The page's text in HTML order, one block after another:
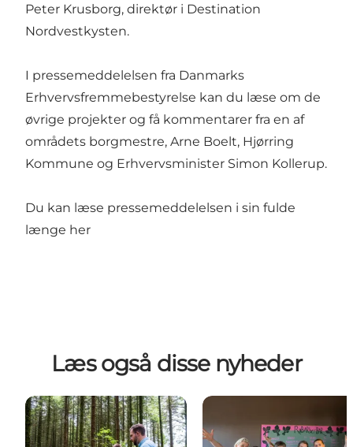
Peter Krusborg, direktør i Destination
Nordvestkysten.
I pressemeddelelsen fra Danmarks
Erhvervsfremmebestyrelse kan du læse om de
øvrige projekter og få kommentarer fra en af
områdets borgmestre, Arne Boelt, Hjørring
Kommune og Erhvervsminister Simon Kollerup.
Du kan læse pressemeddelelsen i sin fulde
længe her
Læs også disse nyheder